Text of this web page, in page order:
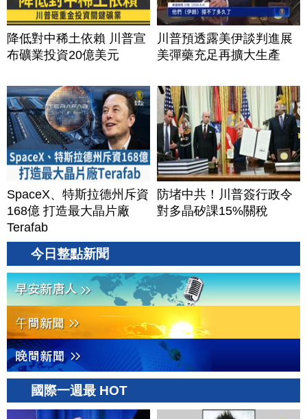
降低對中稀土依賴 川普宣
布礦業投資20億美元
川普預透露美伊談判進展
美彈藥充足再擴大生產
SpaceX、特斯拉德州斥資
168億 打造最大晶片廠
Terafab
防堵中共！川普簽行政令
對多晶矽課15%關稅
今日整點新聞
國際一週最 HOT